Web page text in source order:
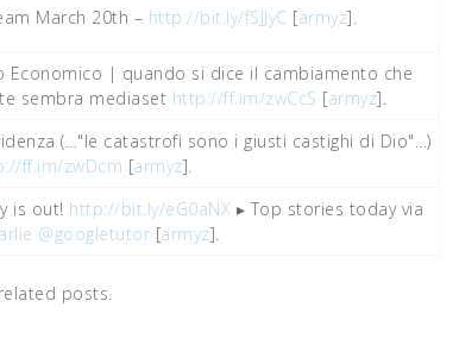
March 20th – http://bit.ly/fSJJyC [armyz].
Economico | quando si dice il cambiamento che
sembra mediaset http://ff.im/zwCcS [armyz].
(…"le catastrofi sono i giusti castighi di Dio"…)
ff.im/zwDcm [armyz].
is out! http://bit.ly/eG0aNX ▸ Top stories today via
@googletutor [armyz].
posts.